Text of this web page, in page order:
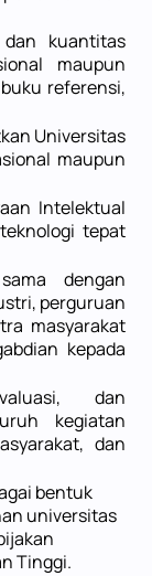
kuantitas
maupun
referensi,
Universitas
maupun
Intelektual
tepat
dengan
perguruan
masyarakat
kepada
dan
kegiatan
dan
bentuk
universitas
Tinggi.